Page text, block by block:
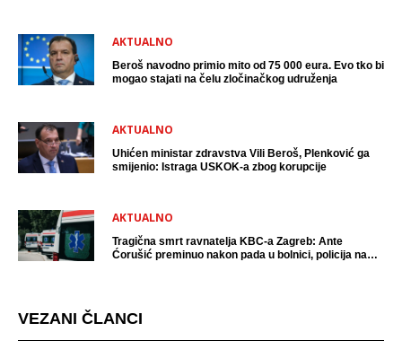
AKTUALNO
Beroš navodno primio mito od 75 000 eura. Evo tko bi
mogao stajati na čelu zločinačkog udruženja
AKTUALNO
Uhićen ministar zdravstva Vili Beroš, Plenković ga
smijenio: Istraga USKOK-a zbog korupcije
AKTUALNO
Tragična smrt ravnatelja KBC-a Zagreb: Ante
Ćorušić preminuo nakon pada u bolnici, policija na
VEZANI ČLANCI